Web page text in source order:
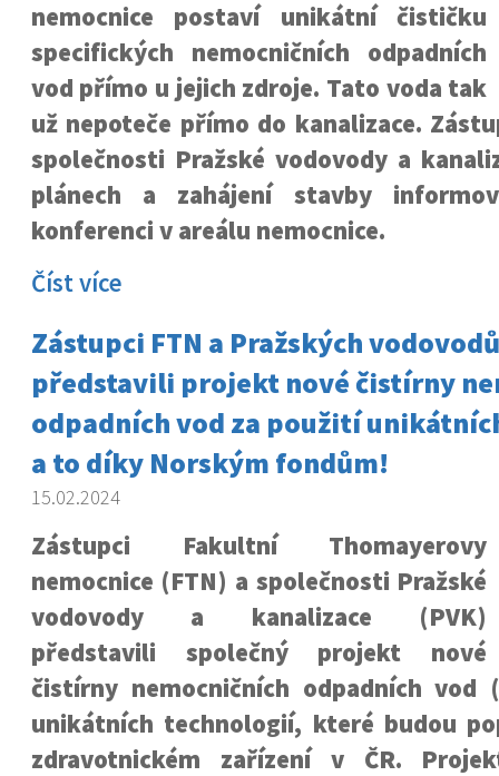
nemocnice postaví unikátní čističku
specifických nemocničních odpadních
vod přímo u jejich zdroje. Tato voda tak
už nepoteče přímo do kanalizace.
společnosti Pražské vodovody a
plánech a zahájení stavby
konferenci v areálu nemocnice.
Číst více
Zástupci FTN a Pražských
představili projekt nové čistírny
odpadních vod za použití
a to díky Norským fondům!
15.02.2024
Zástupci Fakultní Thomayerovy
nemocnice (FTN) a společnosti Pražské
vodovody a kanalizace (PVK)
představili společný projekt nové
čistírny nemocničních odpadních vod
unikátních technologií, které budou
zdravotnickém zařízení v ČR.